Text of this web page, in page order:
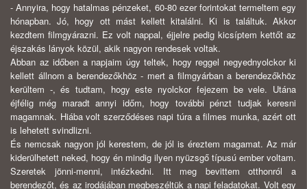
- Annyira, hogy hatalmas pénzeket, 60-80 ezer forintokat termeltem egy
hónapban. Jó, hogy ott mást kellett kitalálni. Ki is találtuk. Akkor
kezdtem filmgyárazni. Ez volt nappal, éjjelre pedig kicsíptem kettőt az
éjszakás lányok közül, akik nagyon rendesek voltak.
Abban az időben a napjaim úgy teltek, hogy reggel negyednyolckor ki
kellett állnom a berendezőkhöz - mert a filmgyárban a berendezőkhöz
kerültem -, és tudtam, hogy este nyolckor fejezem be vele. Utána
éjfélig még maradt annyi időm, hogy további pénzt tudjak keresni
magamnak. Hiába volt szerződéses napi túra a filmes munka, azért ott
is lehetett svindlizni.
És nemcsak nagyon jól kerestem, de jól is éreztem magamat. Az már
kiderülhetett neked, hogy én mindig ilyen nyüzsgő típusú ember voltam.
Szeretek jönni-menni, intézkedni. Itt meg bevittem otthonról a
berendezőt, és az irodájában megbeszéltük a napi feladatokat. Volt egy